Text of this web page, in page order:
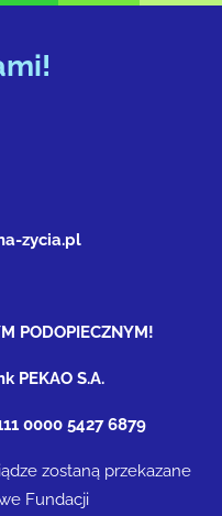
zycia.pl
PODOPIECZNYM!
PEKAO S.A.
0000 5427 6879
zostaną przekazane
Fundacji